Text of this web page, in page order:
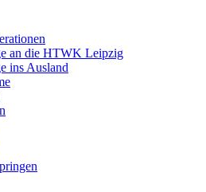
an die HTWK Leipzig
ins Ausland